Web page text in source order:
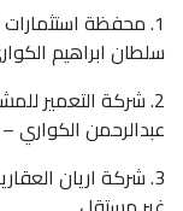
1. محفظة
سلطان ابراهيم
2. شركة التعمير
عبدالرحمن الكواري
3. شركة اريان